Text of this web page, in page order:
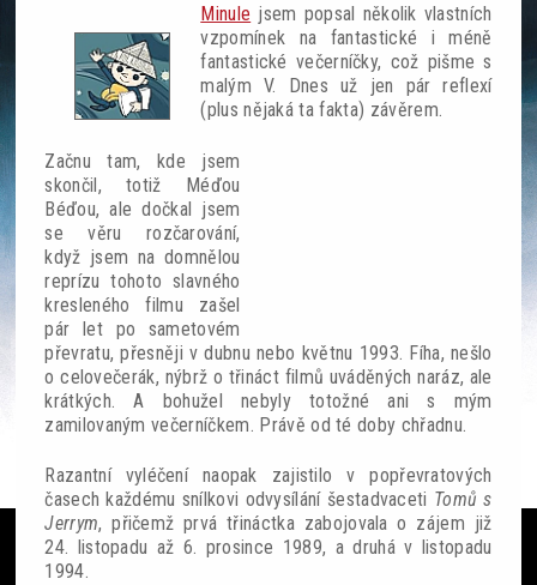
Fantasy
Sci-fi
Ze světa
Čteme si
Galerie
Lidé
Minule jsem popsal několik vlastních
vzpomínek na fantastické i méně
fantastické večerníčky, což pišme s
malým V. Dnes už jen pár reflexí
(plus nějaká ta fakta) závěrem.
Začnu tam, kde jsem
skončil, totiž Méďou
Béďou, ale dočkal jsem
se věru rozčarování,
když jsem na domnělou
reprízu tohoto slavného
kresleného filmu zašel
pár let po sametovém
převratu, přesněji v dubnu nebo květnu 1993. Fíha, nešlo
o celovečerák, nýbrž o třináct filmů uváděných naráz, ale
krátkých. A bohužel nebyly totožné ani s mým
zamilovaným večerníčkem. Právě od té doby chřadnu.
Razantní vyléčení naopak zajistilo v popřevratových
časech každému snílkovi odvysílání šestadvaceti Tomů s
Jerrym, přičemž prvá třináctka zabojovala o zájem již
24. listopadu až 6. prosince 1989, a druhá v listopadu
1994.